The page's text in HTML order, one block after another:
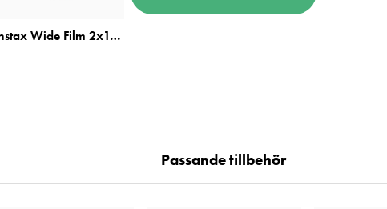
Fujifilm Instax Wide Film 2x10st
Passande tillbehör